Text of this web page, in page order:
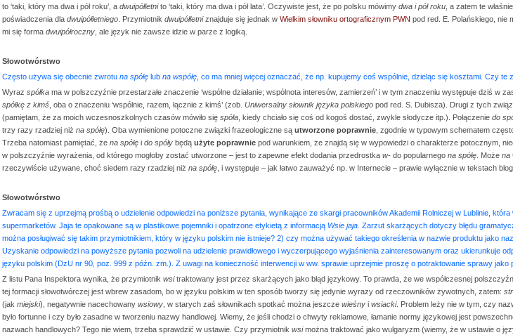
to ‘taki, który ma dwa i pół roku’, a dwuipółletnito ‘taki, który ma dwa i pół lata’. Oczywiste jest, że po polsku mówimy dwa i pół roku , a zatem te
poświadczenia dla dwuipółletniego . Przymiotnik dwuipółletniznajduje się jednak w Wielkim słowniku ortograficznym PWN pod red. E. Polańskiego, nie
mi się forma dwuipółroczny , ale język nie zawsze idzie w parze z logiką.
Słowotwórstwo
Często używa się obecnie zwrotu na spółę lub na współę , co ma mniej więcej oznaczać, że np. kupujemy coś wspólnie, dzieląc się kosztami. Czy
Wyraz spółka ma w polszczyźnie przestarzałe znaczenie ‘wspólne działanie; wspólnota interesów, zamierzeń’ i w tym znaczeniu występuje dziś w
spółkę z kimś , oba o znaczeniu ‘wspólnie, razem, łącznie z kimś’ (zob. Uniwersalny słownik języka polskiego pod red. S. Dubisza). Drugi z tych
(pamiętam, że za moich wczesnoszkolnych czasów mówiło się spóła , kiedy chciało się coś od kogoś dostać, zwykle słodycze itp.). Połączenie do
trzy razy rzadziej niż na spółę). Oba wymienione potoczne związki frazeologiczne są utworzone poprawnie , zgodnie w typowym schematem
Trzeba natomiast pamiętać, że na spółę i do spóły będą użyte poprawnie pod warunkiem, że znajdą się w wypowiedzi o charakterze potocznym,
w polszczyźnie wyrażenia, od którego mogłoby zostać utworzone – jest to zapewne efekt dodania przedrostka w- do popularnego na spółę . Może na
rzeczywiście używane, choć siedem razy rzadziej niż na spółę , i występuje – jak łatwo zauważyć np. w Internecie – prawie wyłącznie w tekstach
Słowotwórstwo
Zwracam się z uprzejmą prośbą o udzielenie odpowiedzi na poniższe pytania, wynikające ze skargi pracowników Akademii Rolniczej w Lublinie,
supermarketów. Jaja te opakowane są w plastikowe pojemniki i opatrzone etykietą z informacją Wsie jaja . Zarzut skarżących dotyczy błędu
można posługiwać się takim przymiotnikiem, który w języku polskim nie istnieje? 2) czy można używać takiego określenia w nazwie produktu jako
Uzyskanie odpowiedzi na powyższe pytania pozwoli na udzielenie prawidłowego i wyczerpującego wyjaśnienia zainteresowanym oraz ukierunkuje
języku polskim (DzU nr 90, poz. 999 z późn. zm.). Z uwagi na konieczność interwencji w ww. sprawie uprzejmie proszę o potraktowanie sprawy jako
Z listu Pana Inspektora wynika, że przymiotnik wsitraktowany jest przez skarżących jako błąd językowy. To prawda, że we współczesnej
tej formacji słowotwórczej jest wbrew zasadom, bo w języku polskim w ten sposób tworzy się jedynie wyrazy od rzeczowników żywotnych, zatem:
(jak miejski), negatywnie nacechowany wsiowy , w starych zaś słownikach spotkać można jeszcze wieśny i wsiacki. Problem leży nie w tym, czy
było fortunne i czy było zasadne w tworzeniu nazwy handlowej. Wiemy, że jeśli chodzi o chwyty reklamowe, łamanie normy językowej jest
nazwach handlowych? Tego nie wiem, trzeba sprawdzić w ustawie. Czy przymiotnik wsimożna traktować jako wulgaryzm (wiemy, że w ustawie o